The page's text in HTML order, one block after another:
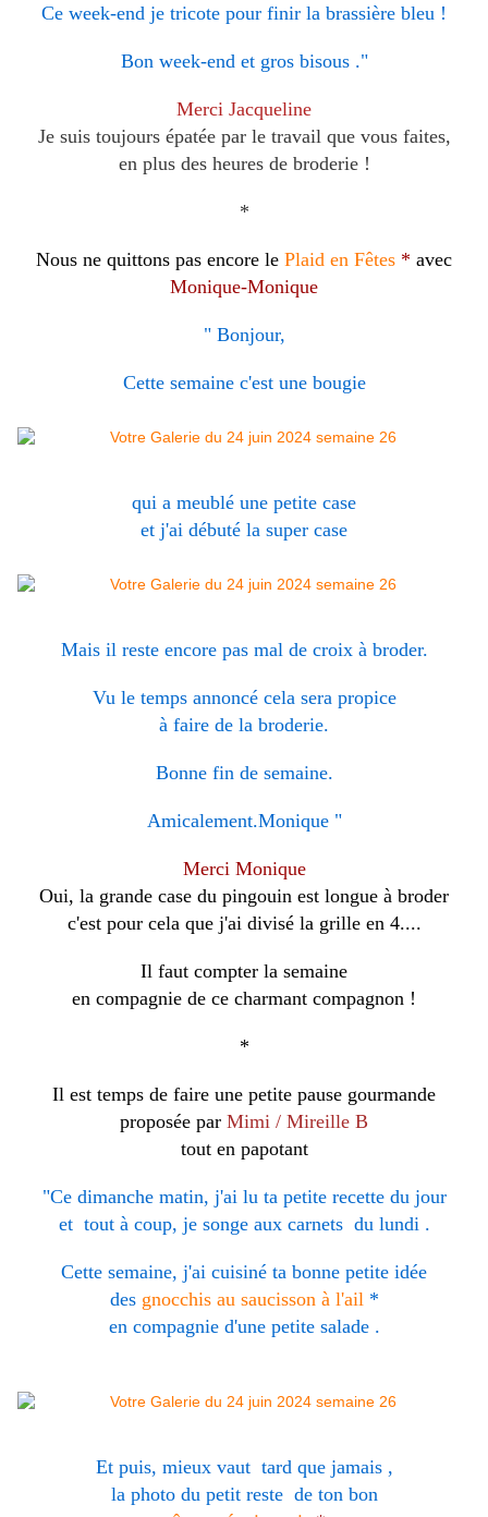
Ce week-end je tricote pour finir la brassière bleu !
Bon week-end et gros bisous ."
Merci Jacqueline
Je suis toujours épatée par le travail que vous faites,
en plus des heures de broderie !
*
Nous ne quittons pas encore le Plaid en Fêtes * avec
Monique-Monique
" Bonjour,
Cette semaine c'est une bougie
qui a meublé une petite case
et j'ai débuté la super case
Mais il reste encore pas mal de croix à broder.
Vu le temps annoncé cela sera propice
à faire de la broderie.
Bonne fin de semaine.
Amicalement.Monique "
Merci Monique
Oui, la grande case du pingouin est longue à broder
c'est pour cela que j'ai divisé la grille en 4....
Il faut compter la semaine
en compagnie de ce charmant compagnon !
*
Il est temps de faire une petite pause gourmande
proposée par Mimi / Mireille B
tout en papotant
"Ce dimanche matin, j'ai lu ta petite recette du jour
et tout à coup, je songe aux carnets du lundi .
Cette semaine, j'ai cuisiné ta bonne petite idée
des gnocchis au saucisson à l'ail *
en compagnie d'une petite salade .
Et puis, mieux vaut tard que jamais ,
la photo du petit reste de ton bon